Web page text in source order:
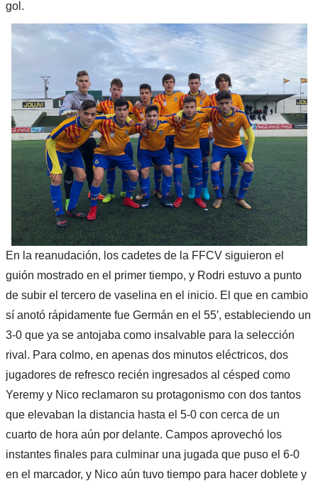
gol.
En la reanudación, los cadetes de la FFCV siguieron el
guión mostrado en el primer tiempo, y Rodri estuvo a punto
de subir el tercero de vaselina en el inicio. El que en cambio
sí anotó rápidamente fue Germán en el 55′, estableciendo un
3-0 que ya se antojaba como insalvable para la selección
rival. Para colmo, en apenas dos minutos eléctricos, dos
jugadores de refresco recién ingresados al césped como
Yeremy y Nico reclamaron su protagonismo con dos tantos
que elevaban la distancia hasta el 5-0 con cerca de un
cuarto de hora aún por delante. Campos aprovechó los
instantes finales para culminar una jugada que puso el 6-0
en el marcador, y Nico aún tuvo tiempo para hacer doblete y